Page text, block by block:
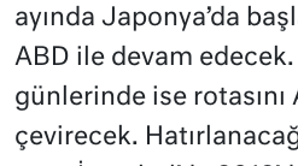
ayında Japonya’da
ABD ile devam edecek.
günlerinde ise rotasını
çevirecek.